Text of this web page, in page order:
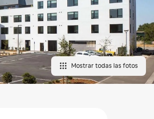
Mostrar todas las fotos